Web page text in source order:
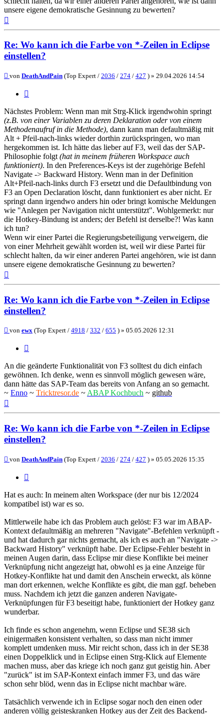
unsere eigene demokratische Gesinnung zu bewerten?
Re: Wo kann ich die Farbe von *-Zeilen in Eclipse
einstellen?
Beitrag
von DeathAndPain (Top Expert / 2036 / 274 / 427 ) » 29.04.2026 14:54
Nächstes Problem: Wenn man mit Strg-Klick irgendwohin springt
(z.B. von einer Variablen zu deren Deklaration oder von einem
Methodenaufruf in die Methode), dann kann man defaultmäßig mit
Alt + Pfeil-nach-links wieder dorthin zurückspringen, wo man
hergekommen ist. Ich hätte das lieber auf F3, weil das der SAP-
Philosophie folgt (hat in meinem früheren Workspace auch
funktioniert). In den Preferences-Keys ist der zugehörige Befehl
Navigate -> Backward History. Wenn man in der Definition
Alt+Pfeil-nach-links durch F3 ersetzt und die Defaultbindung von
F3 an Open Declaration löscht, dann funktioniert es aber nicht. Er
springt dann irgendwo anders hin oder bringt komische Meldungen
wie "Anlegen per Navigation nicht unterstützt". Wohlgemerkt: nur
die Hotkey-Bindung ist anders; der Befehl ist derselbe?! Was kann
ich tun?
Wenn wir einer Partei die Regierungsbeteiligung verweigern, die
von einer Mehrheit gewählt worden ist, weil wir diese Partei für
schlecht halten, da wir einer anderen Partei angehören, wie ist dann
unsere eigene demokratische Gesinnung zu bewerten?
Re: Wo kann ich die Farbe von *-Zeilen in Eclipse
einstellen?
Beitrag
von ewx (Top Expert / 4918 / 332 / 655 ) » 05.05.2026 12:31
An die geänderte Funktionalität von F3 solltest du dich einfach
gewöhnen. Ich denke, wenn es sinnvoll möglich gewesen wäre,
dann hätte das SAP-Team das bereits von Anfang an so gemacht.
~ Enno ~ Tricktresor.de ~ABAP Kochbuch ~ github
oben
Re: Wo kann ich die Farbe von *-Zeilen in Eclipse
einstellen?
Beitrag
von DeathAndPain (Top Expert / 2036 / 274 / 427 ) » 05.05.2026 15:35
Hat es auch: In meinem alten Workspace (der nur bis 12/2024
kompatibel ist) war es so.
Mittlerweile habe ich das Problem auch gelöst: F3 war im ABAP-
Kontext defaultmäßig an mehreren "Navigate"-Befehlen verknüpft -
und hat dadurch gar nichts gemacht, als ich es auch an "Navigate ->
Backward History" verknüpft habe. Der Eclipse-Fehler besteht in
meinen Augen darin, dass Eclipse mir diese Konflikte bei meiner
Verknüpfung nicht angezeigt hat, obwohl es ja eine Anzeige für
Hotkey-Konflikte hat und damit den Anschein erweckt, als könne
man dort erkennen, welche Konflikte es gibt, die man ggf. beheben
muss. Nachdem ich jetzt die ganzen anderen Navigate-
Verknüpfungen für F3 beseitigt habe, funktioniert der Hotkey ganz
wunderbar.
Ich finde es schon angenehm, wenn Eclipse und SE38 sich
einigermaßen konsistent verhalten, so dass man nicht immer
komplett umdenken muss. Mir reicht schon, dass ich in der SE38
einen Doppelklick und in Eclipse einen Strg-Klick auf Elemente
machen muss, aber das kriege ich noch ganz gut geistig hin. Aber
"zurück" ist im SAP-Kontext einfach immer F3, und das wäre
schon sehr blöd, wenn das in Eclipse nicht machbar wäre.
Tatsächlich verwende ich in Eclipse sogar noch den einen oder
anderen völlig geisteskranken Hotkey aus der Zeit des Backend-